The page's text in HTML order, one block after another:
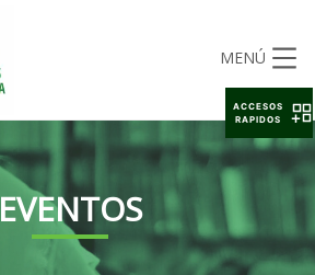
MENÚ
EVENTOS
ACCESOS
RAPIDOS